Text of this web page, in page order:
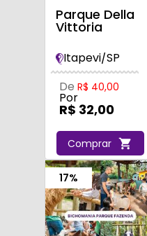
Parque Della
Vittoria
Itapevi/SP
De R$ 40,00
Por
R$ 32,00
Comprar
17%